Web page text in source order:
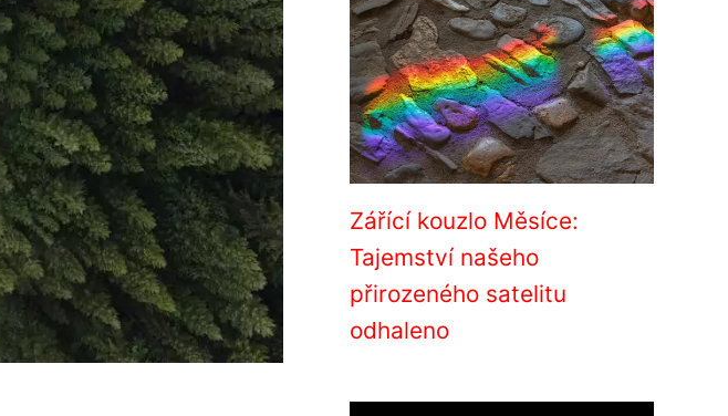
Zářící kouzlo Měsíce:
Tajemství našeho
přirozeného satelitu
odhaleno